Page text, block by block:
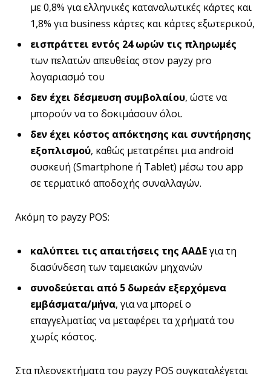
με 0,8% για ελληνικές καταναλωτικές κάρτες και
1,8% για business κάρτες και κάρτες εξωτερικού,
εισπράττει εντός 24 ωρών τις πληρωμές
των πελατών απευθείας στον payzy pro
λογαριασμό του
δεν έχει δέσμευση συμβολαίου, ώστε να
μπορούν να το δοκιμάσουν όλοι.
δεν έχει κόστος απόκτησης και συντήρησης
εξοπλισμού, καθώς μετατρέπει μια android
συσκευή (Smartphone ή Tablet) μέσω του app
σε τερματικό αποδοχής συναλλαγών.
Ακόμη το payzy POS:
καλύπτει τις απαιτήσεις της ΑΑΔΕγια τη
διασύνδεση των ταμειακών μηχανών
συνοδεύεται από 5 δωρεάν εξερχόμενα
εμβάσματα/μήνα, για να μπορεί ο
επαγγελματίας να μεταφέρει τα χρήματά του
χωρίς κόστος.
Στα πλεονεκτήματα του payzy POS συγκαταλέγεται